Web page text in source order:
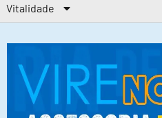
Vitalidade